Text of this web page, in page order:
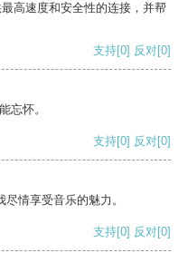
高速度和安全性的连接，并帮
支持[0] 反对[0]
忘怀。
支持[0] 反对[0]
情享受音乐的魅力。
支持[0] 反对[0]